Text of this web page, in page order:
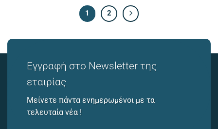
1 2
Εγγραφή στο Newsletter της
εταιρίας
Μείνετε πάντα ενημερωμένοι με τα
τελευταία νέα !